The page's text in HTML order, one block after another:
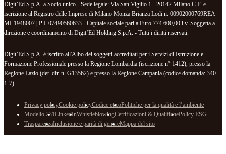
Digit’Ed S.p.A. a Socio unico - Sede legale: Via San Vigilio 1 - 20142 Milano C.F. e
iscrizione al Registro delle Imprese di Milano Monza Brianza Lodi n. 00902000769REA
MI-1948007 | P.I. 07490560633 - Capitale sociale pari a Euro 774.600,00 i.v. Soggetta a
direzione e coordinamento di Digit’Ed Holding S.p.A. - Tutti i diritti riservati.
Digit’Ed S.p.A. è iscritto all'Albo dei soggetti accreditati per i Servizi di Istruzione e
Formazione Professionale presso la Regione Lombardia (iscrizione n° 1412), presso la
Regione Lazio (det. dir. n. G13562) e presso la Regione Campania (codice domanda: 340-
1-7).
Privacy policyCookie policyCodice eticoPolitiche per la qualità e l’ambiente
Modello 231LinkedInWhistleblowingCertificazioni & QualifichePolicy ESG
TrasparenzaInclusione e parità di genereMappa del sito